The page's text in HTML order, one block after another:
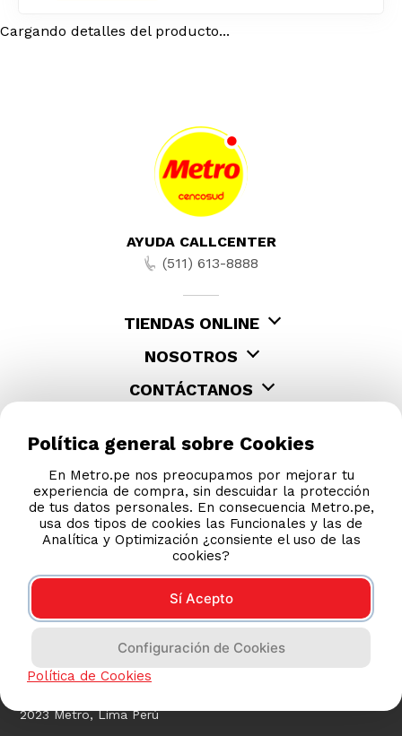
Cargando detalles del producto...
AYUDA CALLCENTER
(511) 613-8888
TIENDAS ONLINE
NOSOTROS
CONTÁCTANOS
COMPRAS 100% SEGURAS
Esta tienda usa Niubiz para realizar transacciones
electrónicas.
2023 Metro, Lima Perú
Política general sobre Cookies
En Metro.pe nos preocupamos por mejorar tu
experiencia de compra, sin descuidar la protección
de tus datos personales. En consecuencia Metro.pe,
usa dos tipos de cookies las Funcionales y las de
Analítica y Optimización ¿consiente el uso de las
cookies?
Sí Acepto
Configuración de Cookies
Política de Cookies